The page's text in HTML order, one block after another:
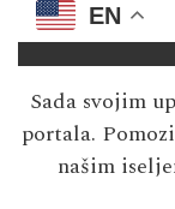
EN
Sada svojim
portala.
našim